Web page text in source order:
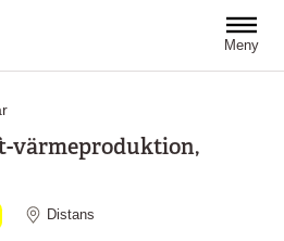
Meny
värmeproduktion,
Distans